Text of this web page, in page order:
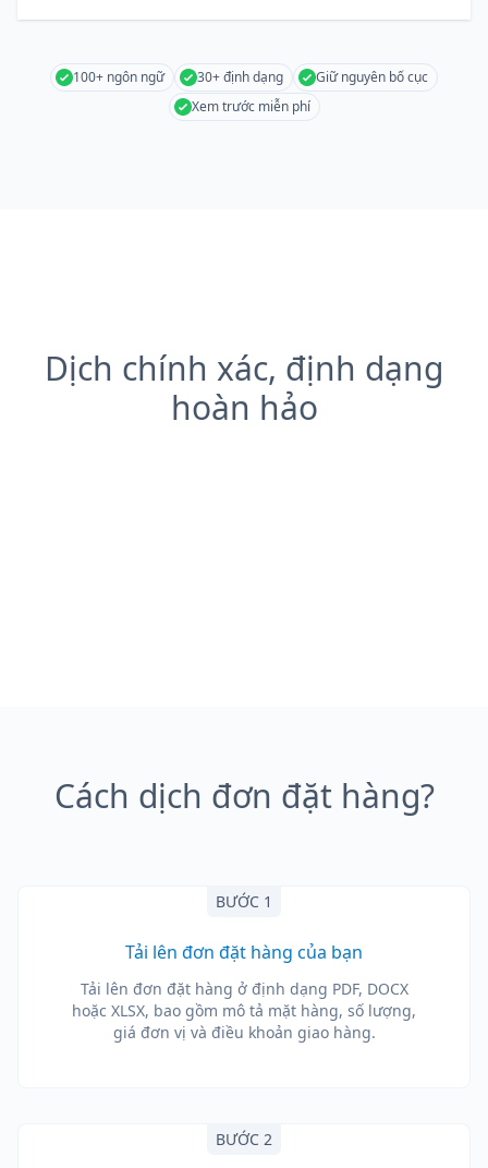
100+ ngôn ngữ 30+ định dạng
Giữ nguyên bố cục
Xem trước miễn phí
Dịch chính xác, định dạng
hoàn hảo
Cách dịch đơn đặt hàng?
BƯỚC 1
Tải lên đơn đặt hàng của bạn
Tải lên đơn đặt hàng ở định dạng PDF, DOCX
hoặc XLSX, bao gồm mô tả mặt hàng, số lượng,
giá đơn vị và điều khoản giao hàng.
BƯỚC 2